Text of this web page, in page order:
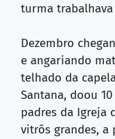
turma
Dezembro
e angariando
telhado da
Santana, doou
padres da Igreja
vitrôs grandes,